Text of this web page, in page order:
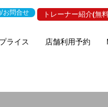
お問合せ
プライス 店舗利用予約
トレーナー紹介(無